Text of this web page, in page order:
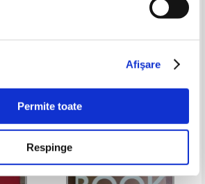
Afişare
Permite toate
Respinge
Adaugă în coș
-35%